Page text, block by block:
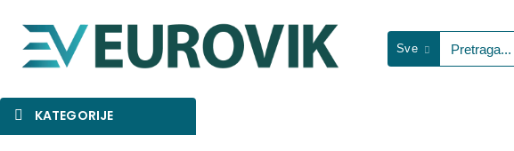
Sve
Pretraga...
KATEGORIJE